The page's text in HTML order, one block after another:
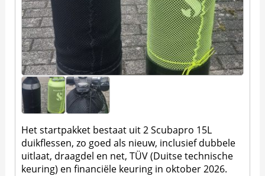
Het startpakket bestaat uit 2 Scubapro 15L
duikflessen, zo goed als nieuw, inclusief dubbele
uitlaat, draagdel en net, TÜV (Duitse technische
keuring) en financiële keuring in oktober 2026.